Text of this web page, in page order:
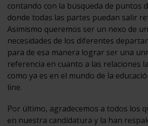
contando con la búsqueda de puntos
donde todas las partes puedan salir
Asimismo queremos ser un nexo de
necesidades de los diferentes
para de esa manera lograr ser una
referencia en cuanto a las relaciones
como ya es en el mundo de la
line.
Por último, agradecemos a todos los
en nuestra candidatura y la han